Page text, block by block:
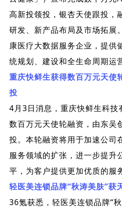
高新投领投，银杏天使跟投，
研发、新产品布局及市场拓展
康医疗大数据服务企业，提供
统规划、建设和全生命周期运
重庆快鲜生获得数百万元天使
投
4 月3 日消息，重庆快鲜生科
数百万元天使轮融资，由东吴
投。本轮融资将用于加速公司
服务领域的扩张，进一步提升
平，为客户提供更加优质的服
轻医美连锁品牌“秋涛美肤”获
36氪获悉，轻医美连锁品牌“